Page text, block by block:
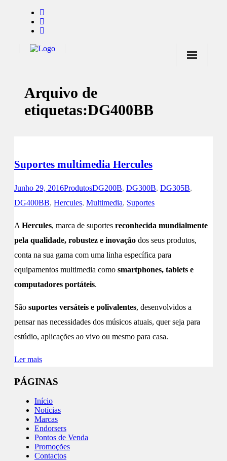
Notícias
Marcas
Contactos
Arquivo de
etiquetas:DG400BB
Suportes multimedia Hercules
Junho 29, 2016ProdutosDG200B, DG300B, DG305B,
DG400BB, Hercules, Multimedia, Suportes
A Hercules, marca de suportes reconhecida mundialmente
pela qualidade, robustez e inovação dos seus produtos,
conta na sua gama com uma linha específica para
equipamentos multimedia como smartphones, tablets e
computadores portáteis.
São suportes versáteis e polivalentes, desenvolvidos a
pensar nas necessidades dos músicos atuais, quer seja para
estúdio, aplicações ao vivo ou mesmo para casa.
Ler mais
PÁGINAS
Início
Notícias
Marcas
Endorsers
Pontos de Venda
Promoções
Contactos